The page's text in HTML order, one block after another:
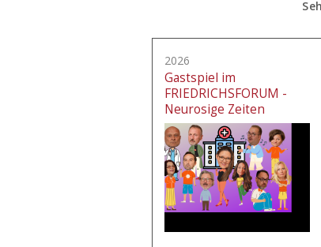
2026
Gastspiel im
FRIEDRICHSFORUM -
Neurosige Zeiten